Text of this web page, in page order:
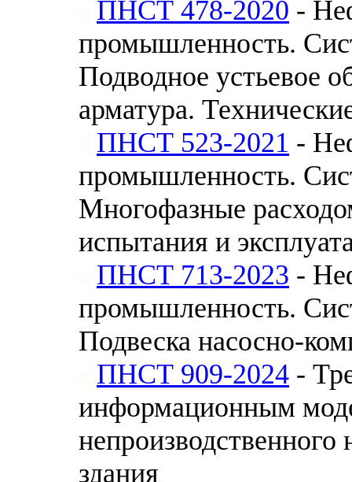
ПНСТ 478-2020 -
промышленность.
Подводное устьевое
арматура.
ПНСТ 523-2021 -
промышленность.
Многофазные
испытания и
ПНСТ 713-2023 -
промышленность.
Подвеска насосно-
ПНСТ 909-2024 -
информационным
здания